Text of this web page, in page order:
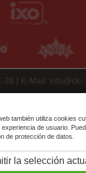
28 | E-Mail: info@ck-
| Trusted Shops
también utiliza cookies
de usuario.
de protección de datos.
la selección